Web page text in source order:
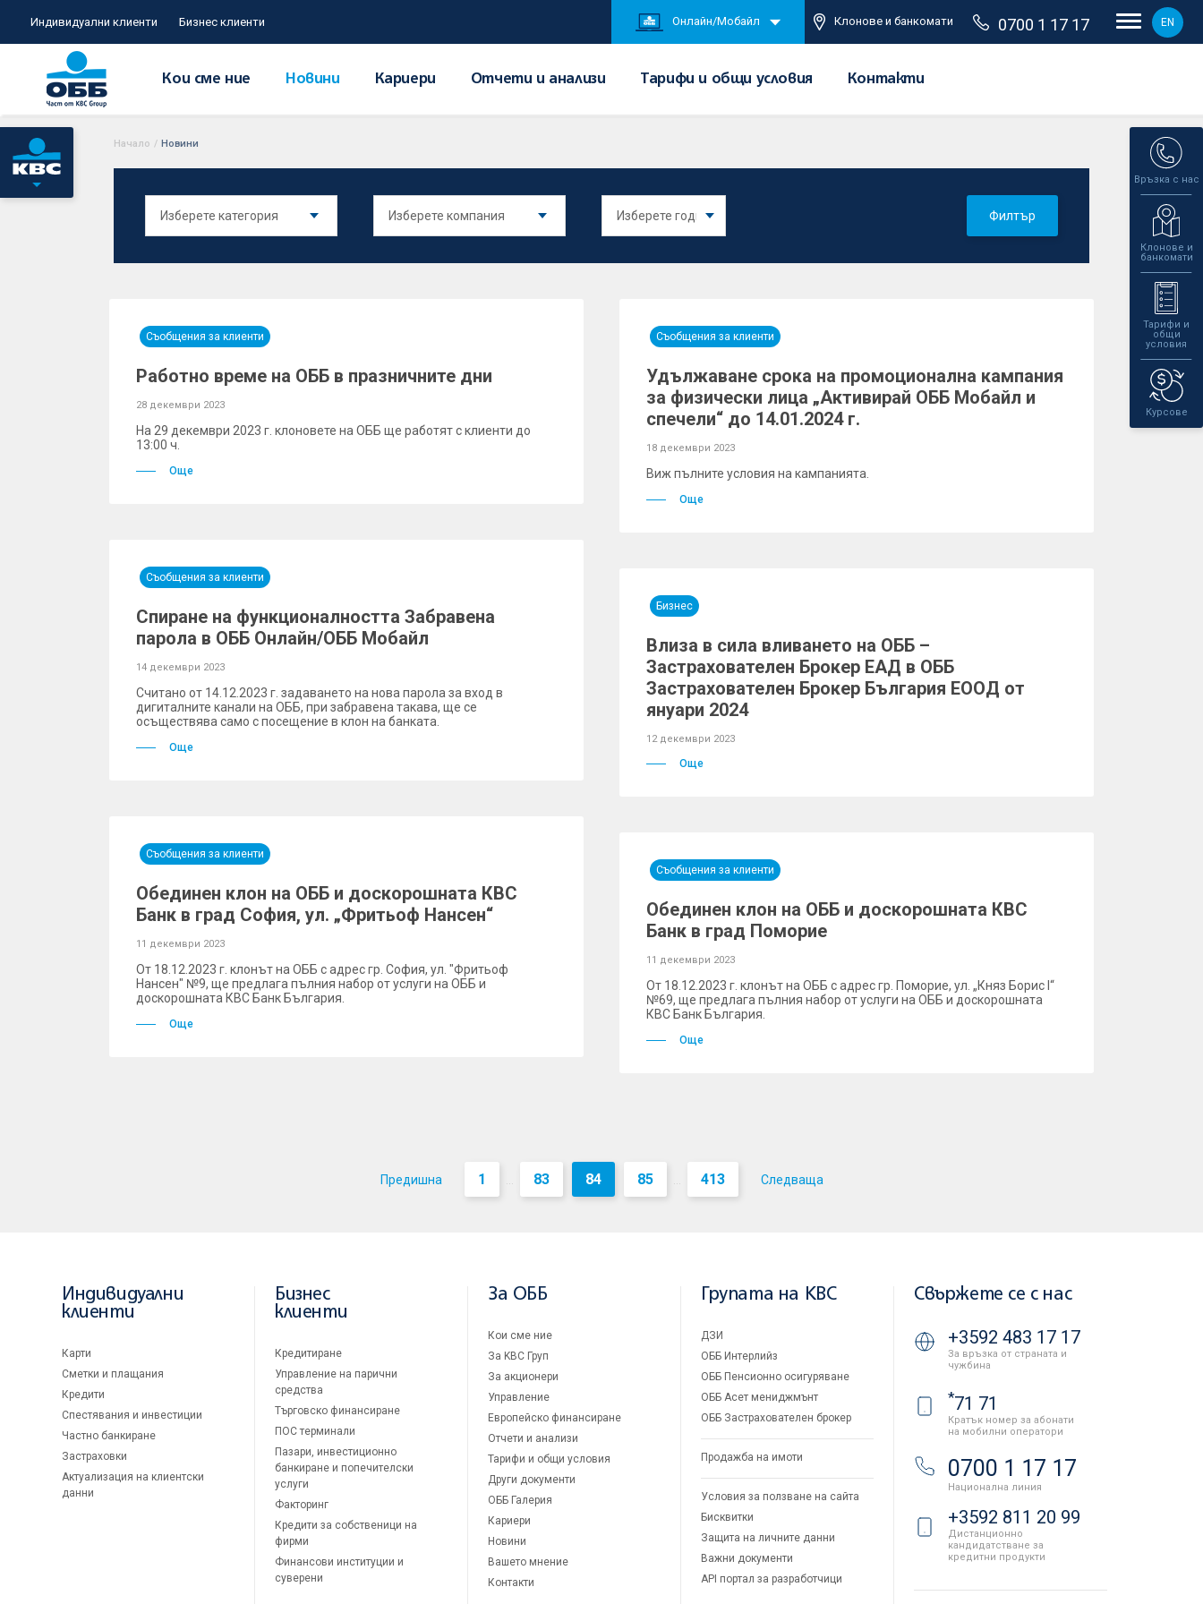
Индивидуални клиенти Бизнес клиенти Онлайн/Мобайл Клонове и банкомати 0700 1 17 17 EN
Кои сме ние Новини Кариери Отчети и анализи Тарифи и общи условия Контакти
Връзка с нас
Клонове и
банкомати
Тарифи и
общи
условия
Курсове
Начало / Новини
Филтър
Съобщения за клиенти
Работно време на ОББ в празничните дни
28 декември 2023
На 29 декември 2023 г. клоновете на ОББ ще работят с клиенти до
13:00 ч.
Още
Съобщения за клиенти
Удължаване срока на промоционална кампания
за физически лица „Активирай ОББ Мобайл и
спечели“ до 14.01.2024 г.
18 декември 2023
Виж пълните условия на кампанията.
Още
Съобщения за клиенти
Спиране на функционалността Забравена
парола в ОББ Онлайн/ОББ Мобайл
14 декември 2023
Считано от 14.12.2023 г. задаването на нова парола за вход в
дигиталните канали на ОББ, при забравена такава, ще се
осъществява само с посещение в клон на банката.
Още
Бизнес
Влиза в сила вливането на ОББ –
Застрахователен Брокер ЕАД в ОББ
Застрахователен Брокер България ЕООД от
януари 2024
12 декември 2023
Още
Съобщения за клиенти
Обединен клон на ОББ и доскорошната КBC
Банк в град София, ул. „Фритьоф Нансен“
11 декември 2023
От 18.12.2023 г. клонът на ОББ с адрес гр. София, ул. "Фритьоф
Нансен" №9, ще предлага пълния набор от услуги на ОББ и
доскорошната КВС Банк България.
Още
Съобщения за клиенти
Обединен клон на ОББ и доскорошната КBC
Банк в град Поморие
11 декември 2023
Oт 18.12.2023 г. клонът на ОББ с адрес гр. Поморие, ул. „Княз Борис I“
№69, ще предлага пълния набор от услуги на ОББ и доскорошната
КВС Банк България.
Още
Предишна 1 ... 83 84 85 ... 413 Следваща
Индивидуални
клиенти
Карти
Сметки и плащания
Кредити
Спестявания и инвестиции
Частно банкиране
Застраховки
Актуализация на клиентски
данни
Бизнес
клиенти
Кредитиране
Управление на парични
средства
Търговско финансиране
ПОС терминали
Пазари, инвестиционно
банкиране и попечителски
услуги
Факторинг
Кредити за собственици на
фирми
Финансови институции и
суверени
За ОББ
Кои сме ние
За KBC Груп
За акционери
Управление
Европейско финансиране
Отчети и анализи
Тарифи и общи условия
Други документи
ОББ Галерия
Кариери
Новини
Вашето мнение
Контакти
Групата на KBC
ДЗИ
ОББ Интерлийз
ОББ Пенсионно осигуряване
ОББ Асет мениджмънт
ОББ Застрахователен брокер
Продажба на имоти
Условия за ползване на сайта
Бисквитки
Защита на личните данни
Важни документи
API портал за разработчици
Свържете се с нас
+3592 483 17 17
За връзка от страната и
чужбина
*71 71
Кратък номер за абонати
на мобилни оператори
0700 1 17 17
Национална линия
+3592 811 20 99
Дистанционно
кандидатстване за
кредитни продукти